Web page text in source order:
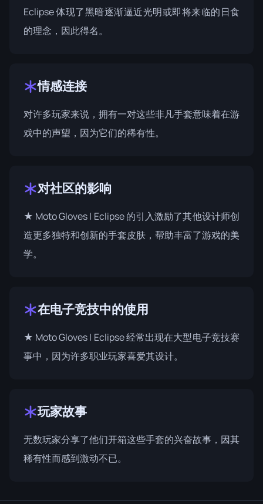
Eclipse 体现了黑暗逐渐逼近光明或即将来临的日食
的理念，因此得名。
情感连接
对许多玩家来说，拥有一对这些非凡手套意味着在游
戏中的声望，因为它们的稀有性。
对社区的影响
★ Moto Gloves | Eclipse 的引入激励了其他设计师创
造更多独特和创新的手套皮肤，帮助丰富了游戏的美
学。
在电子竞技中的使用
★ Moto Gloves | Eclipse 经常出现在大型电子竞技赛
事中，因为许多职业玩家喜爱其设计。
玩家故事
无数玩家分享了他们开箱这些手套的兴奋故事，因其
稀有性而感到激动不已。